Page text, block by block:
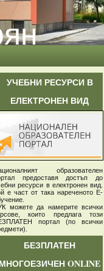
УЧЕБНИ РЕСУРСИ В
ЕЛЕКТРОНЕН ВИД
образователен
предоставя достъп до
ресурси в електронен вид.
е част от така нареченото Е-
можете да намерите всички
които предлага този
портал (по всички
БЕЗПЛАТЕН
МНОГОЕЗИЧЕН ONLINE